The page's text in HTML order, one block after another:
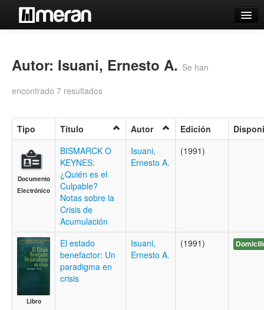
Búsqueda Avanzada
Iniciar sesión
Autor: Isuani, Ernesto A. Se han
encontrado 7 resultados
Tipo Título Autor Edición
Documento
Electrónico
BISMARCK O
KEYNES:
¿Quién es el
Culpable?
Notas sobre la
Crisis de
Acumulación
Isuani,
Ernesto A.
(1991)
Libro
El estado
benefactor: Un
paradigma en
crisis
Isuani,
Ernesto A.
(1991)